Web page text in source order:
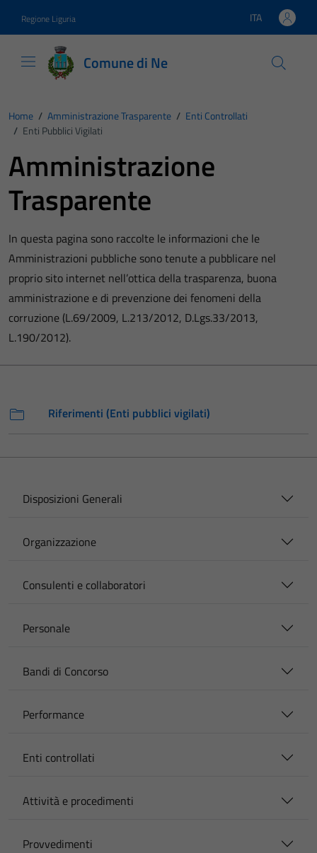
Regione Liguria Lingua attiva:
ITA
Comune di Ne
Home / Amministrazione Trasparente / Enti Controllati
/ Enti Pubblici Vigilati
Amministrazione
Trasparente
In questa pagina sono raccolte le informazioni che le
Amministrazioni pubbliche sono tenute a pubblicare nel
proprio sito internet nell’ottica della trasparenza, buona
amministrazione e di prevenzione dei fenomeni della
corruzione (L.69/2009, L.213/2012, D.Lgs.33/2013,
L.190/2012).
Riferimenti (Enti pubblici vigilati)
Disposizioni Generali
Organizzazione
Consulenti e collaboratori
Personale
Bandi di Concorso
Performance
Enti controllati
Attività e procedimenti
Provvedimenti